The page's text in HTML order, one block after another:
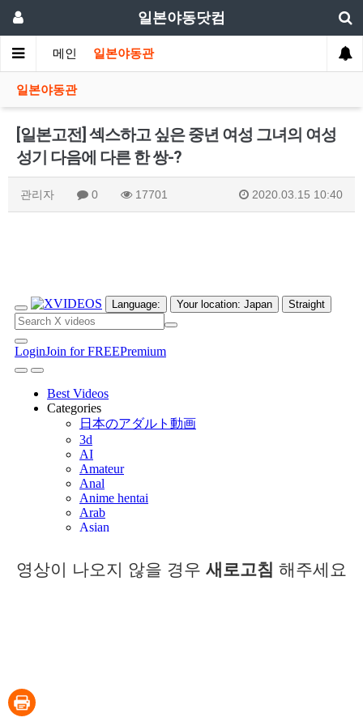
일본야동닷컴
메인 일본야동관
일본야동관
[일본고전] 섹스하고 싶은 중년 여성 그녀의 여성
성기 다음에 다른 한 쌍-?
관리자 0 17701 2020.03.15 10:40
영상이 나오지 않을 경우 새로고침 해주세요